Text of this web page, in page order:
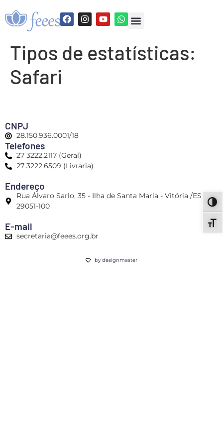
Tipos de estatísticas:
Safari
CNPJ
28.150.936.0001/18
Telefones
27 3222.2117 (Geral)
27 3222.6509 (Livraria)
Endereço
Rua Álvaro Sarlo, 35 - Ilha de Santa Maria - Vitória /ES -
29051-100
E-mail
secretaria@feees.org.br
by designmaster